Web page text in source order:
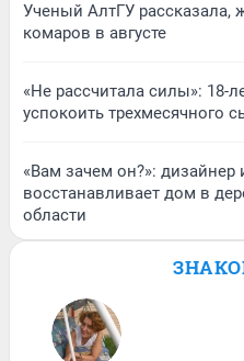
Ученый АлтГУ рассказала,
комаров в августе
«Не рассчитала силы»: 18-
успокоить трехмесячного
«Вам зачем он?»:
восстанавливает дом в
области